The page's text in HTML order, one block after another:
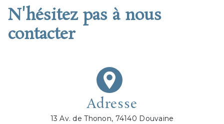
N'hésitez pas à nous
contacter
Adresse
13 Av. de Thonon, 74140 Douvaine